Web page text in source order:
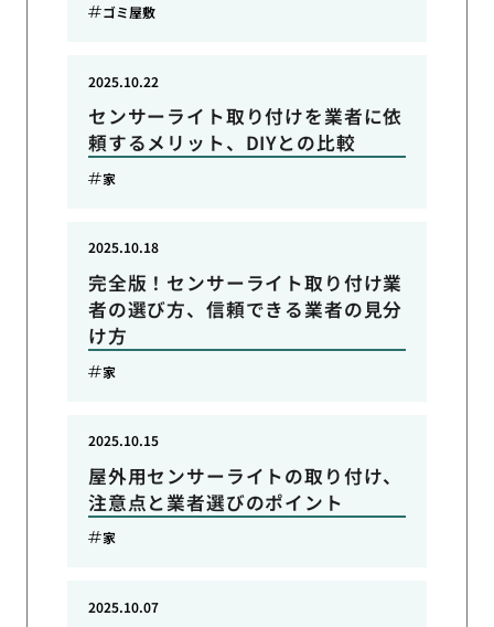
ゴミ屋敷
センサーライト取り付けを業者に依
頼するメリット、DIYとの比較
2025.10.22
家
完全版！センサーライト取り付け業
者の選び方、信頼できる業者の見分
け方
2025.10.18
家
屋外用センサーライトの取り付け、
注意点と業者選びのポイント
2025.10.15
家
2025.10.07